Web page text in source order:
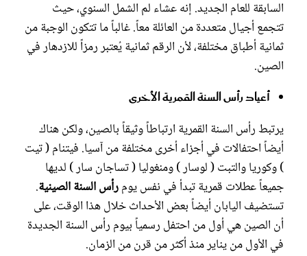
السابقة للعام الجديد. إنه عشاء لم الشمل السنوي، حيث
تتجمع أجيال متعددة من العائلة معاً. غالباً ما تتكون الوجبة من
ثمانية أطباق مختلفة، لأن الرقم ثمانية يُعتبر رمزاً للازدهار في
الصين.
أعياد رأس السنة القمرية الأخرى
يرتبط رأس السنة القمرية ارتباطاً وثيقاً بالصين، ولكن هناك
أيضاً احتفالات في أجزاء أخرى مختلفة من آسيا. فيتنام ( تيت
) وكوريا والتبت ( لوسار ) ومنغوليا ( تساجان سار ) لديها
جميعاً عطلات قمرية تبدأ في نفس يومرأس السنة الصينية.
تستضيف اليابان أيضاً بعض الأحداث خلال هذا الوقت، على
أن الصين هي أول من احتفل رسمياً بيوم رأس السنة الجديدة
في الأول من يناير منذ أكثر من قرن من الزمان.